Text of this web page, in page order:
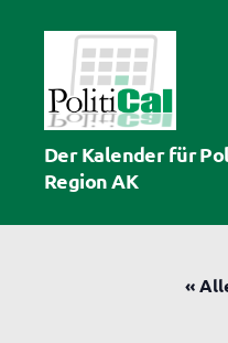
PolitiCal-
AK
Der Kalender für
Region AK
«